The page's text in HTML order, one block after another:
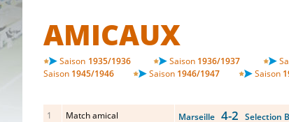
AMICAUX
Saison 1935/1936 Saison1936/1937
Saison 1945/1946 Saison 1946/1947 Saison
1 Match amical Marseille 4-2 Selection